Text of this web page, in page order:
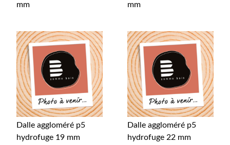
mm
mm
Dalle aggloméré p5
hydrofuge 19 mm
Dalle aggloméré p5
hydrofuge 22 mm